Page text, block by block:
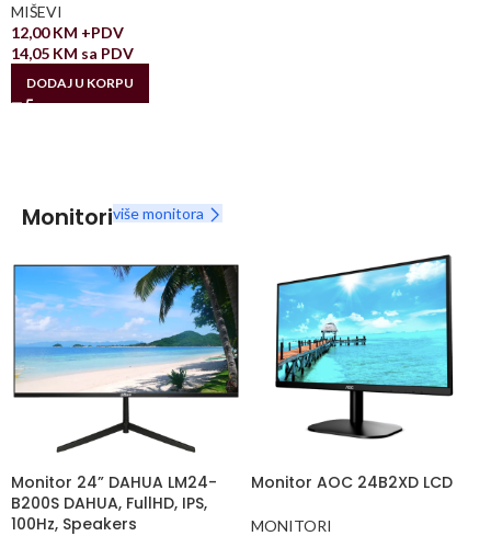
MIŠEVI
12,00KM +PDV
14,05 KM sa PDV
DODAJ U KORPU
Monitoriviše monitora
Monitor 24” DAHUA LM24-
B200S DAHUA, FullHD, IPS,
100Hz, Speakers
Monitor AOC 24B2XD LCD
MONITORI